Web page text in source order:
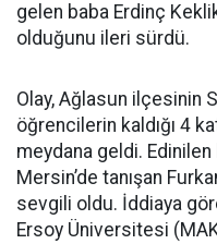
gelen baba Erdinç
olduğunu ileri sürdü.
Olay, Ağlasun ilçesinin
öğrencilerin kaldığı 4
meydana geldi. Edinilen
Mersin’de tanışan
sevgili oldu. İddiaya
Ersoy Üniversitesi